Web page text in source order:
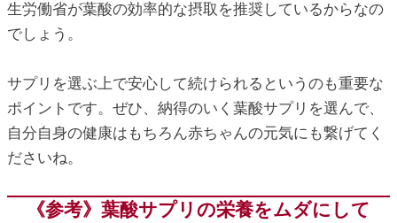
生労働省が葉酸の効率的な摂取を推奨しているからなの
でしょう。
サプリを選ぶ上で安心して続けられるというのも重要な
ポイントです。ぜひ、納得のいく葉酸サプリを選んで、
自分自身の健康はもちろん赤ちゃんの元気にも繋げてく
ださいね。
《参考》葉酸サプリの栄養をムダにして